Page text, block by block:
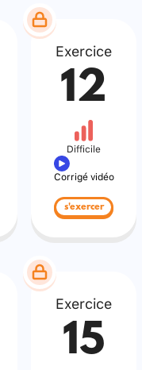
Exercice
12
Difficile
Corrigé vidéo
s'exercer
Exercice
15